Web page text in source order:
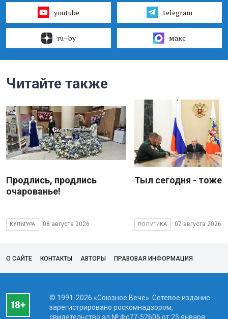
youtube telegram
ru–by макс
Читайте также
Продлись, продлись
очарованье!
КУЛЬТУРА 08 августа 2026
Тыл сегодня - тоже
ПОЛИТИКА 07 августа 2026
О САЙТЕ КОНТАКТЫ АВТОРЫ ПРАВОВАЯ ИНФОРМАЦИЯ
© 1991-2026 «Союзное Вече». Сетевое издание
зарегистрировано роскомнадзором,
свидетельство эл № фc77-52606 от 25 января